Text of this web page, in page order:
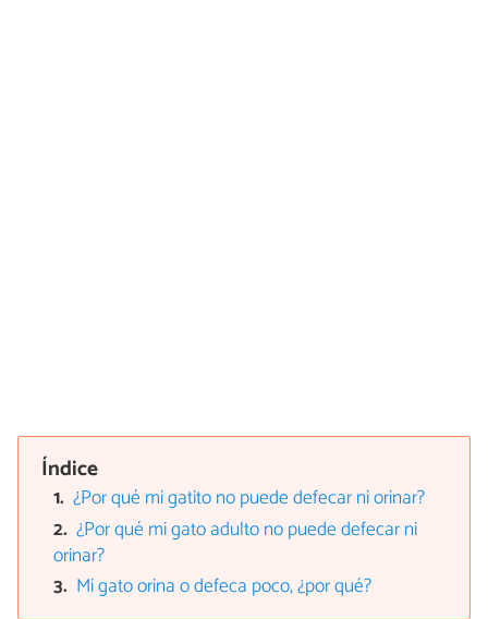
Índice
¿Por qué mi gatito no puede defecar ni orinar?
¿Por qué mi gato adulto no puede defecar ni
orinar?
Mi gato orina o defeca poco, ¿por qué?